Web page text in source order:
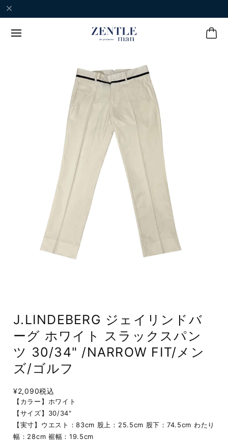
J.LINDEBERG ジェイリンドバ
ーグ ホワイト スラックスパン
ツ 30/34" /NARROW FIT/メン
ズ/ゴルフ
¥2,090税込
【カラー】ホワイト
【サイズ】30/34"
【実寸】ウエスト：83cm 股上：25.5cm 股下：74.5cm わたり
幅：28cm 裾幅：19.5cm